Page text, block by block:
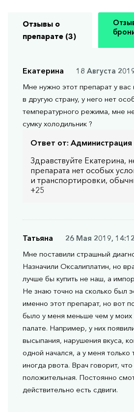
Отзывы о
препарате (3)
Екатерина
18 Августа
Мне нужно этот препарат у вас
в другую страну, у него нет
температурного режима, мне
сумку холодильник ?
Ответ от: Администрация
Здравствуйте Екатерина,
препарата нет особых
и транспортировки,
+25
Татьяна
26 Мая 2019, 14:12
Мне поставили страшный
Назначили Оксалиплатин, но
лучше бы купить не наш, а
Не знаю точно на сколько был
именно этот препарат, но вот
было у меня меньше чем у моих
палате. Например, у них
высыпания, нарушения вкуса,
одной начался, а у меня
иногда рвота. Врач говорит,
положительная. Постоянно
действительно есть сдвиги.